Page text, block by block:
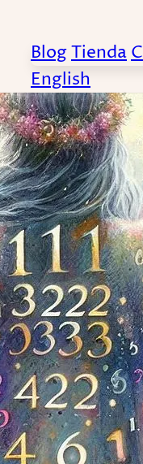
BlogTienda
English